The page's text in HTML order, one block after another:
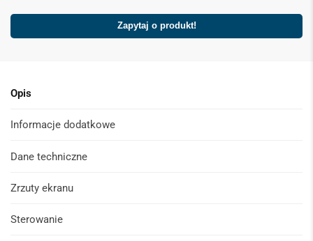
Zapytaj o produkt!
Opis
Informacje dodatkowe
Dane techniczne
Zrzuty ekranu
Sterowanie